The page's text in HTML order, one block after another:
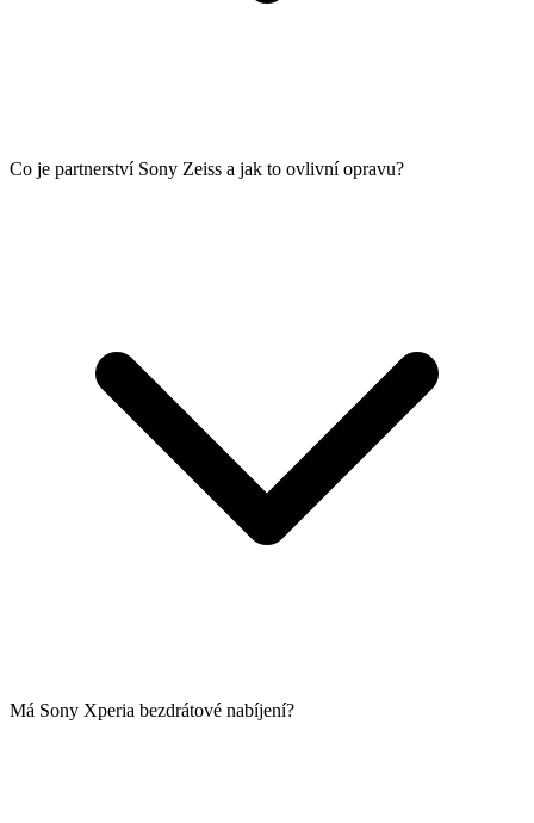
Co je partnerství Sony Zeiss a jak to ovlivní opravu?
Má Sony Xperia bezdrátové nabíjení?